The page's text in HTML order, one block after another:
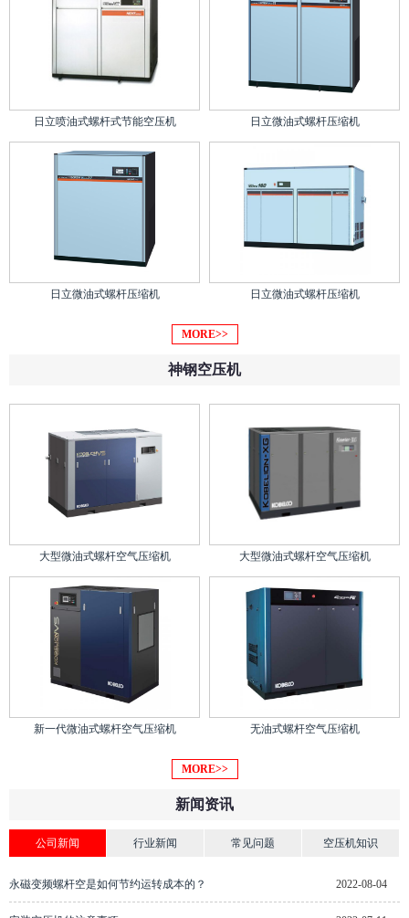
日立喷油式螺杆式节能空压机 日立微油式螺杆压缩机
日立微油式螺杆压缩机 日立微油式螺杆压缩机
MORE>>
神钢空压机
大型微油式螺杆空气压缩机 大型微油式螺杆空气压缩机
新一代微油式螺杆空气压缩机 无油式螺杆空气压缩机
MORE>>
新闻资讯
公司新闻 行业新闻 常见问题 空压机知识
永磁变频螺杆空是如何节约运转成本的？ 2022-08-04